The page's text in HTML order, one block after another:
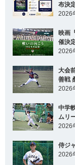
布決
2026
映画
催決
2026
大会
善戦
2026
中学
ムリ
2026
侍ジ
2026